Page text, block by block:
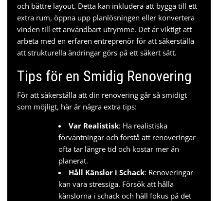
och bättre layout. Detta kan inkludera att bygga till ett
extra rum, öppna upp planlösningen eller konvertera
vinden till ett användbart utrymme. Det är viktigt att
arbeta med en erfaren entreprenör för att säkerställa
att strukturella ändringar görs på ett säkert sätt.
Tips för en Smidig Renovering
För att säkerställa att din renovering går så smidigt
som möjligt, här är några extra tips:
Var Realistisk: Ha realistiska
förväntningar och förstå att renoveringar
ofta tar längre tid och kostar mer än
planerat.
Håll Känslor i Schack: Renoveringar
kan vara stressiga. Försök att hålla
känslorna i schack och håll fokus på det